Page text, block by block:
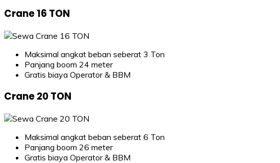
Crane 16 TON
Maksimal angkat beban seberat 3 Ton
Panjang boom 24 meter
Gratis biaya Operator & BBM
Crane 20 TON
Maksimal angkat beban seberat 6 Ton
Panjang boom 26 meter
Gratis biaya Operator & BBM